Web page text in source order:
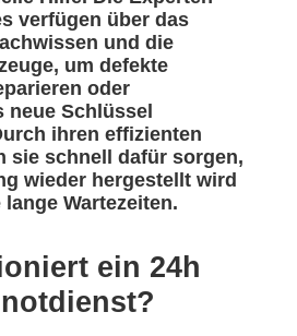
verfügen über das
und die
um defekte
oder
neue Schlüssel
ihren effizienten
sie schnell dafür sorgen,
wieder hergestellt wird
Wartezeiten.
ein 24h